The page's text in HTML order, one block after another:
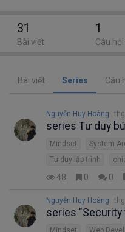
Bài viết Series Câu
Nguyễn Huy Hoàng
series Tư duy
Mindset System
Tư duy lập trình
48 0 0
Nguyễn Huy Hoàng
series
Mindset Web
31
Bài viết
1
Câu hỏi